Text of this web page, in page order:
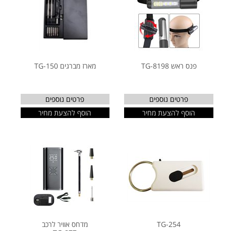
פנס ראש TG-8198
פרטים נוספים
הוסף להצעת מחיר
מארז מברגים TG-150
פרטים נוספים
הוסף להצעת מחיר
TG-254
מדחס אוויר לרכב